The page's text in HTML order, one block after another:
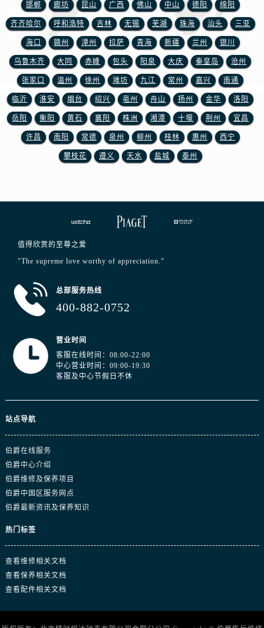
邯郸 廊坊 昆山 广西 佛山 中山 德阳 绵阳
齐齐哈尔 呼和浩特 吉林 无锡 芜湖 珠海 汕头 三亚
海口 赣州 漳州 拉萨 青海 新疆 兰州 银川
乌鲁木齐 大同 赤峰 包头 阳泉 大庆 秦皇岛 沧州
张家口 温州 徐州 潍坊 九江 常州 嘉兴 南通
临沂 淮安 烟台 绍兴 亳州 舟山 扬州 金华 洛阳
岳阳 衡阳 黄石 襄阳 株洲 湘潭 十堰 荆州 宜昌
许昌 南阳 常德 泉州 柳州 桂林 惠州 西宁
攀枝花 遵义 天水 盐城 泰州
值得欣赏的至尊之爱
"The supreme love worthy of appreciation.”
总部服务热线
400-882-0752
营业时间
客服在线时间：08:00-22:00
中心营业时间：09:00-19:30
客服及中心节假日不休
站点导航
伯爵在线服务
伯爵中心介绍
伯爵维修及保养项目
伯爵中国区服务网点
伯爵最新资讯及保养知识
热门标签
查看维修相关文档
查看保养相关文档
查看配件相关文档